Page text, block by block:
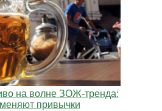
на волне ЗОЖ-тренда:
привычки